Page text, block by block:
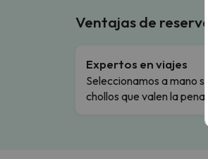
Ventajas de
Expertos en viajes
Seleccionamos a mano
chollos que valen la pena.